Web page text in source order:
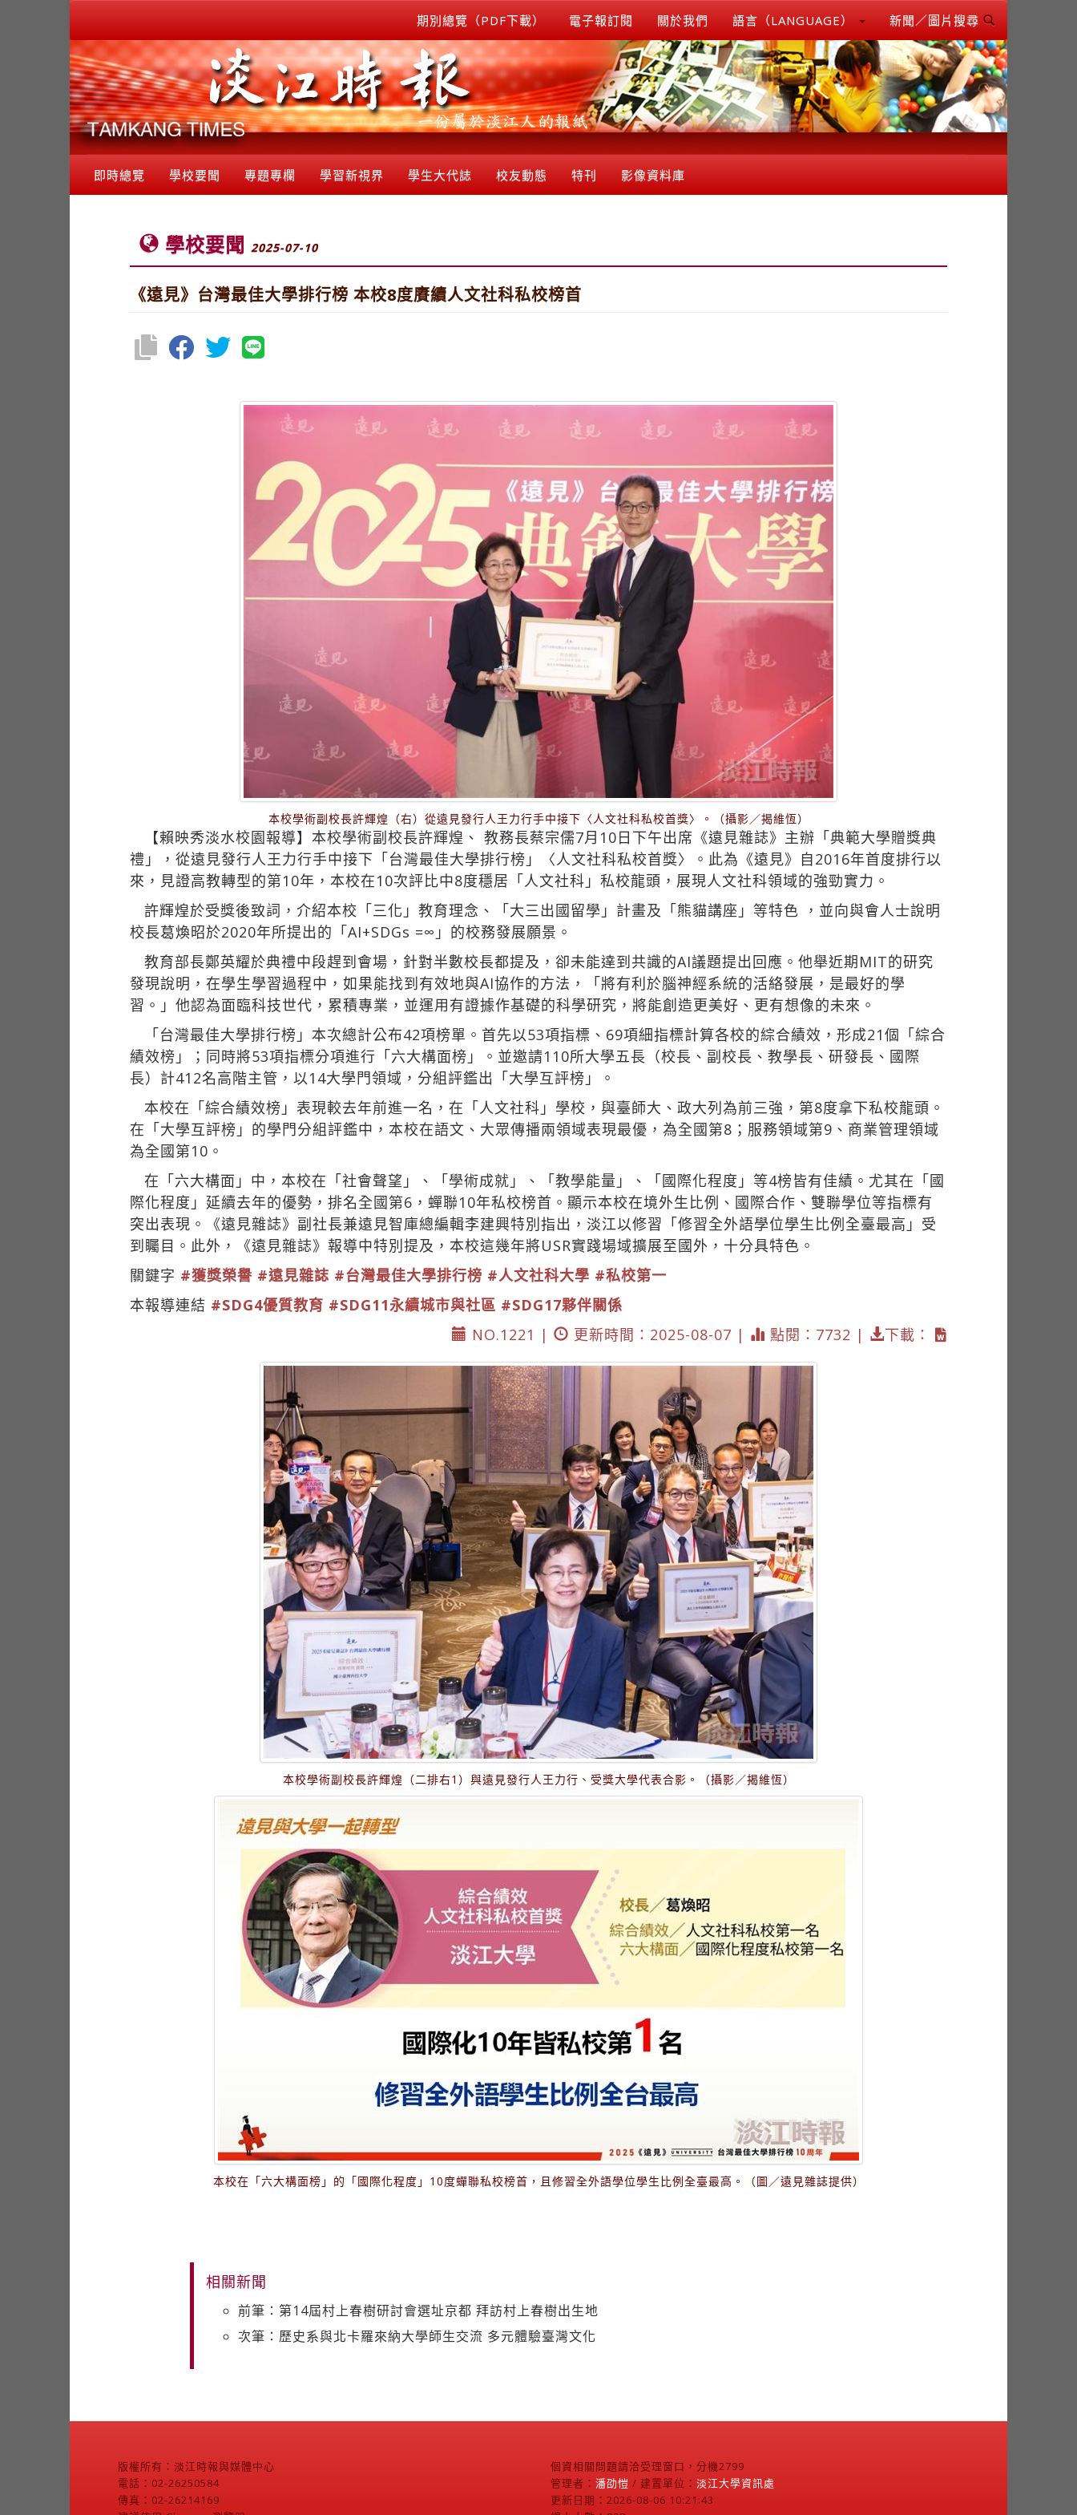
期別總覽（PDF下載） 電子報訂閱 關於我們 語言（LANGUAGE） 新聞／圖片搜尋
即時總覽 學校要聞 專題專欄 學習新視界 學生大代誌 校友動態 特刊 影像資料庫
學校要聞 2025-07-10
《遠見》台灣最佳大學排行榜 本校8度賡續人文社科私校榜首
本校學術副校長許輝煌（右）從遠見發行人王力行手中接下〈人文社科私校首獎〉。（攝影／揭維恆）
【賴映秀淡水校園報導】本校學術副校長許輝煌、 教務長蔡宗儒7月10日下午出席《遠見雜誌》主辦「典範大學贈獎典
禮」，從遠見發行人王力行手中接下「台灣最佳大學排行榜」〈人文社科私校首獎〉。此為《遠見》自2016年首度排行以
來，見證高教轉型的第10年，本校在10次評比中8度穩居「人文社科」私校龍頭，展現人文社科領域的強勁實力。
許輝煌於受獎後致詞，介紹本校「三化」教育理念、「大三出國留學」計畫及「熊貓講座」等特色 ，並向與會人士說明
校長葛煥昭於2020年所提出的「AI+SDGs =∞」的校務發展願景。
教育部長鄭英耀於典禮中段趕到會場，針對半數校長都提及，卻未能達到共識的AI議題提出回應。他舉近期MIT的研究
發現說明，在學生學習過程中，如果能找到有效地與AI協作的方法，「將有利於腦神經系統的活絡發展，是最好的學
習。」他認為面臨科技世代，累積專業，並運用有證據作基礎的科學研究，將能創造更美好、更有想像的未來。
「台灣最佳大學排行榜」本次總計公布42項榜單。首先以53項指標、69項細指標計算各校的綜合績效，形成21個「綜合
績效榜」；同時將53項指標分項進行「六大構面榜」。並邀請110所大學五長（校長、副校長、教學長、研發長、國際
長）計412名高階主管，以14大學門領域，分組評鑑出「大學互評榜」。
本校在「綜合績效榜」表現較去年前進一名，在「人文社科」學校，與臺師大、政大列為前三強，第8度拿下私校龍頭。
在「大學互評榜」的學門分組評鑑中，本校在語文、大眾傳播兩領域表現最優，為全國第8；服務領域第9、商業管理領域
為全國第10。
在「六大構面」中，本校在「社會聲望」、「學術成就」、「教學能量」、「國際化程度」等4榜皆有佳績。尤其在「國
際化程度」延續去年的優勢，排名全國第6，蟬聯10年私校榜首。顯示本校在境外生比例、國際合作、雙聯學位等指標有
突出表現。《遠見雜誌》副社長兼遠見智庫總編輯李建興特別指出，淡江以修習「修習全外語學位學生比例全臺最高」受
到矚目。此外，《遠見雜誌》報導中特別提及，本校這幾年將USR實踐場域擴展至國外，十分具特色。
關鍵字 #獲獎榮譽 #遠見雜誌 #台灣最佳大學排行榜 #人文社科大學 #私校第一
本報導連結 #SDG4優質教育 #SDG11永續城市與社區 #SDG17夥伴關係
NO.1221 |
更新時間：2025-08-07 | 點閱：7732 | 下載：
本校學術副校長許輝煌（二排右1）與遠見發行人王力行、受獎大學代表合影。（攝影／揭維恆）
本校在「六大構面榜」的「國際化程度」10度蟬聯私校榜首，且修習全外語學位學生比例全臺最高。（圖／遠見雜誌提供）
相關新聞
前筆：第14屆村上春樹研討會選址京都 拜訪村上春樹出生地
次筆：歷史系與北卡羅來納大學師生交流 多元體驗臺灣文化
版權所有：淡江時報與媒體中心
電話：02-26250584
傳真：02-26214169
個資相關問題請洽受理窗口，分機2799
管理者： 潘劭愷 / 建置單位： 淡江大學資訊處
更新日期：2026-08-06 10:21:43